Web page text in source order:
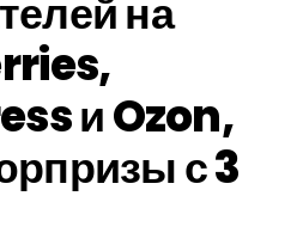
на
и Ozon,
с 3